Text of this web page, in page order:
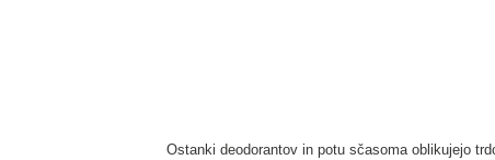
Ostanki deodorantov in potu sčasoma oblikujejo